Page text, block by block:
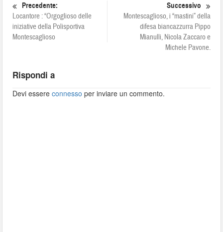
Precedente:
Locantore : “Orgoglioso delle
iniziative della Polisportiva
Montescaglioso
Successivo
Montescaglioso, i “mastini” della
difesa biancazzurra Pippo
Mianulli, Nicola Zaccaro e
Michele Pavone.
Rispondi a
Devi essereconnesso per inviare un commento.